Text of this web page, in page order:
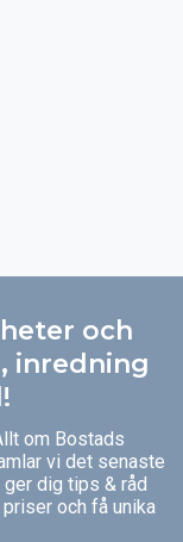
och
inredning
om Bostads
vi det senaste
ger dig tips & råd
och få unika